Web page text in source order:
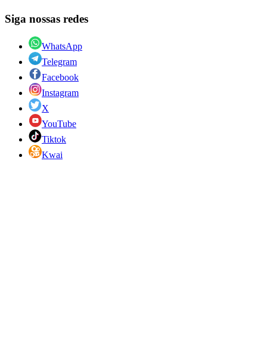
Siga nossas redes
WhatsApp
Telegram
Facebook
Instagram
X
YouTube
Tiktok
Kwai